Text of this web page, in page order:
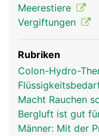
Meerestiere
Vergiftungen
Rubriken
Colon-Hydro-
Macht Rauchen
Bergluft ist gut
Männer: Mit der